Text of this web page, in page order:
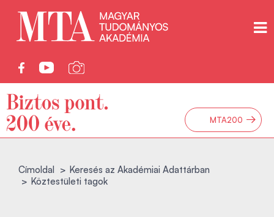
MTA200 →
Címoldal
Keresés az Akadémiai Adattárban
Köztestületi tagok